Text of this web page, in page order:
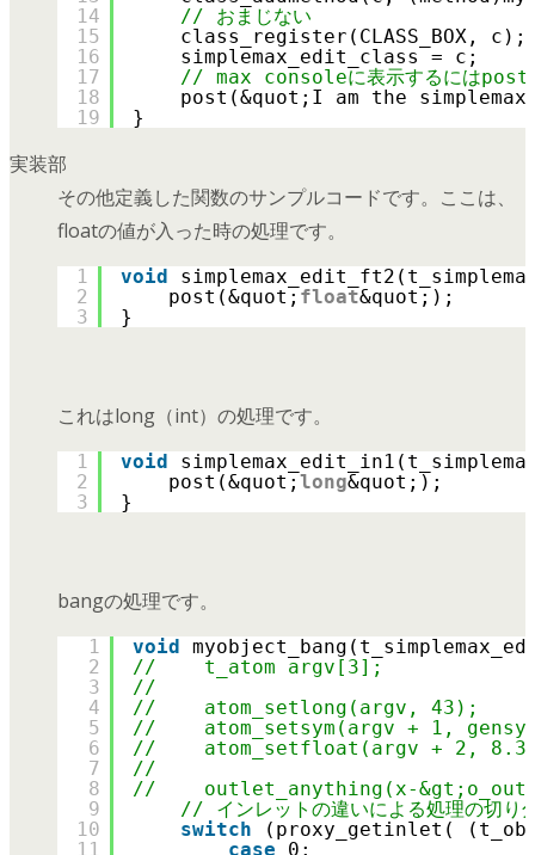
14
15
16
17
18
19
// おまじない
class_register(CLASS_BOX,
simplemax_edit_class = c;
// max consoleに表示するにはpost
post(&quot;I am the
}
実装部
その他定義した関数のサンプルコードです。ここは、
floatの値が入った時の処理です。
1
2
3
void
post(&quot; float&quot;);
}
これはlong（int）の処理です。
1
2
3
void
post(&quot; long&quot;);
}
bangの処理です。
1
2
3
4
5
6
7
8
9
10
11
void
//    t_atom argv[3];
//
//    atom_setlong(argv, 43);
//    atom_setsym(argv + 1,
//    atom_setfloat(argv + 2,
//
//    outlet_anything(x-
// インレットの違いによる処理の切り
switch
(proxy_getinlet(
case
0: